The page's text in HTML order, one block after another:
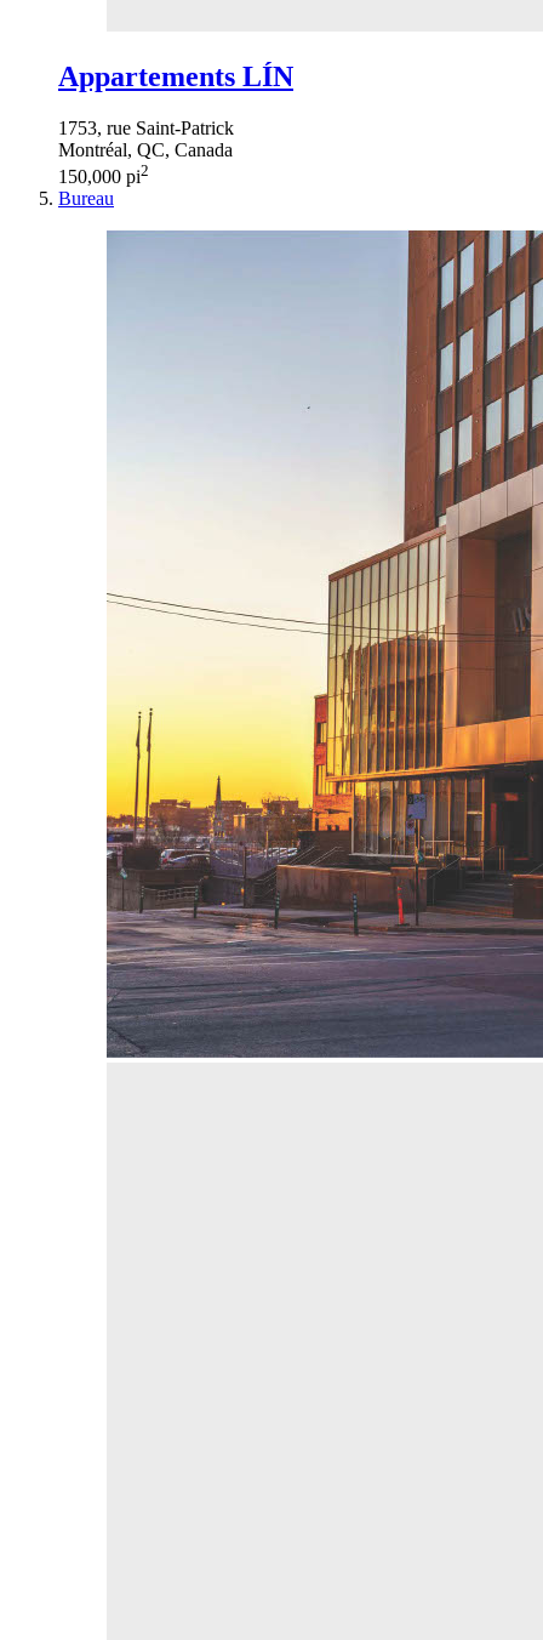
Appartements LÍN
1753, rue Saint-Patrick
Montréal, QC, Canada
150,000 pi2
Bureau